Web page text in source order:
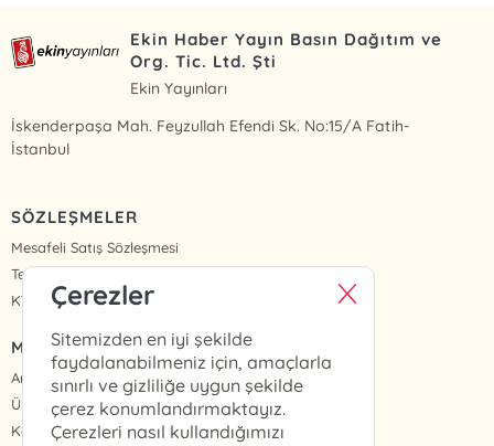
Ekin Haber Yayın Basın Dağıtım ve
Org. Tic. Ltd. Şti
Ekin Yayınları
İskenderpaşa Mah. Feyzullah Efendi Sk. No:15/A Fatih-
İstanbul
SÖZLEŞMELER
Mesafeli Satış Sözleşmesi
Teslimat ve İade
KVKK Politikası ve Aydınlatma Metinleri
MENÜ
Anasayfa
Üye Girişi
Kayıt Ol
Çerezler
Sitemizden en iyi şekilde
faydalanabilmeniz için, amaçlarla
sınırlı ve gizliliğe uygun şekilde
çerez konumlandırmaktayız.
Çerezleri nasıl kullandığımızı